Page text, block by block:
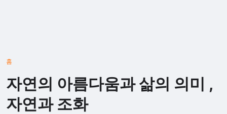
홈
자연의 아름다움과 삶의 의미 ,
자연과 조화